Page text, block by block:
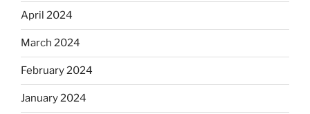
April 2024
March 2024
February 2024
January 2024